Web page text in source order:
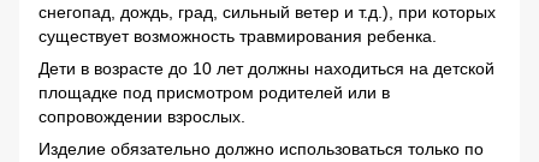
снегопад, дождь, град, сильный ветер и т.д.), при которых
существует возможность травмирования ребенка.
Дети в возрасте до 10 лет должны находиться на детской
площадке под присмотром родителей или в
сопровождении взрослых.
Изделие обязательно должно использоваться только по